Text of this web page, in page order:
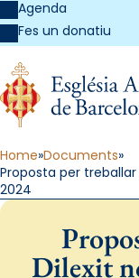
Agenda
Fes un donatiu
Home Documents
Proposta per treballar
2024
Dilexit